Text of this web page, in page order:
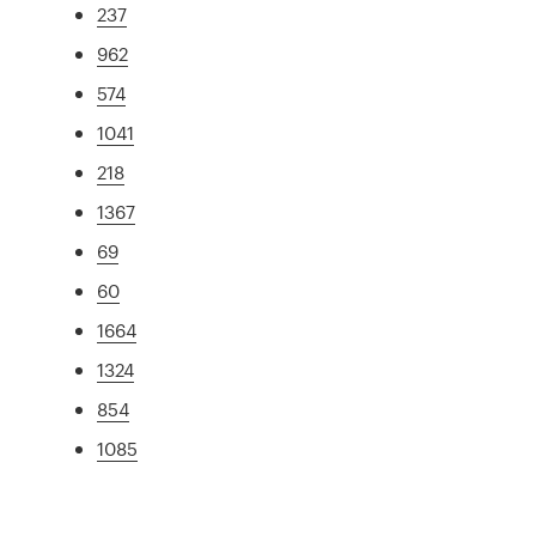
237
962
574
1041
218
1367
69
60
1664
1324
854
1085